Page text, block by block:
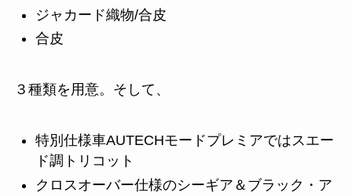
ジャカード織物/合皮
合皮
３種類を用意。そして、
特別仕様車AUTECHモードプレミアではスエー
ド調トリコット
クロスオーバー仕様のシーギア＆ブラック・ア